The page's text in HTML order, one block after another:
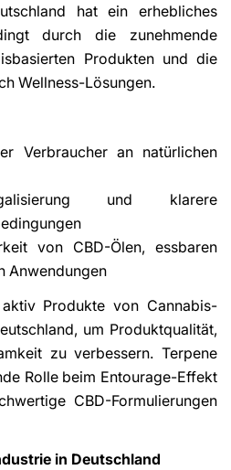
hat ein erhebliches
durch die zunehmende
Produkten und die
Wellness-Lösungen.
Verbraucher an natürlichen
und klarere
von CBD-Ölen, essbaren
Anwendungen
Produkte von Cannabis-
um Produktqualität,
zu verbessern. Terpene
Rolle beim Entourage-Effekt
CBD-Formulierungen
in Deutschland